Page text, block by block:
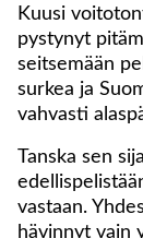
Kuusi
pystynyt
seitsemään
surkea ja
vahvasti
Tanska sen
vastaan.
hävinnyt vain